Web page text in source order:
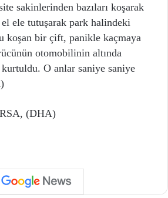
sakinlerinden bazıları koşarak
ele tutuşarak park halindeki
koşan bir çift, panikle kaçmaya
otomobilinin altında
O anlar saniye saniye
(DHA)